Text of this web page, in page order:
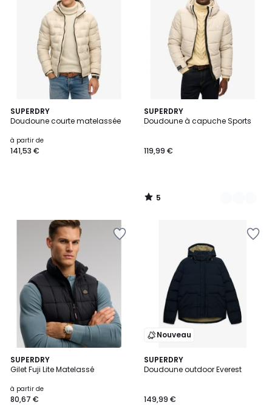
SUPERDRY
Doudoune courte matelassée
à partir de
141,53 €
SUPERDRY
Doudoune à capuche Sports
119,99 €
5
/
2
Couleurs
5
/
SUPERDRY
Gilet Fuji Lite Matelassé
à partir de
80,67 €
2
Couleurs
Nouveau
SUPERDRY
Doudoune outdoor Everest
149,99 €